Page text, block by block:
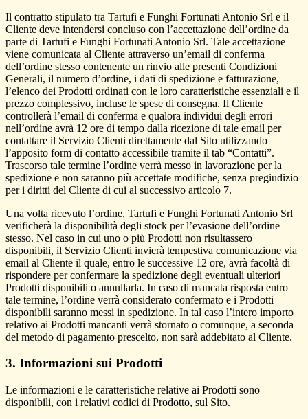
Il contratto stipulato tra Tartufi e Funghi Fortunati Antonio Srl e il
Cliente deve intendersi concluso con l’accettazione dell’ordine da
parte di Tartufi e Funghi Fortunati Antonio Srl. Tale accettazione
viene comunicata al Cliente attraverso un’email di conferma
dell’ordine stesso contenente un rinvio alle presenti Condizioni
Generali, il numero d’ordine, i dati di spedizione e fatturazione,
l’elenco dei Prodotti ordinati con le loro caratteristiche essenziali e il
prezzo complessivo, incluse le spese di consegna. Il Cliente
controllerà l’email di conferma e qualora individui degli errori
nell’ordine avrà 12 ore di tempo dalla ricezione di tale email per
contattare il Servizio Clienti direttamente dal Sito utilizzando
l’apposito form di contatto accessibile tramite il tab “Contatti”.
Trascorso tale termine l’ordine verrà messo in lavorazione per la
spedizione e non saranno più accettate modifiche, senza pregiudizio
per i diritti del Cliente di cui al successivo articolo 7.
Una volta ricevuto l’ordine, Tartufi e Funghi Fortunati Antonio Srl
verificherà la disponibilità degli stock per l’evasione dell’ordine
stesso. Nel caso in cui uno o più Prodotti non risultassero
disponibili, il Servizio Clienti invierà tempestiva comunicazione via
email al Cliente il quale, entro le successive 12 ore, avrà facoltà di
rispondere per confermare la spedizione degli eventuali ulteriori
Prodotti disponibili o annullarla. In caso di mancata risposta entro
tale termine, l’ordine verrà considerato confermato e i Prodotti
disponibili saranno messi in spedizione. In tal caso l’intero importo
relativo ai Prodotti mancanti verrà stornato o comunque, a seconda
del metodo di pagamento prescelto, non sarà addebitato al Cliente.
3. Informazioni sui Prodotti
Le informazioni e le caratteristiche relative ai Prodotti sono
disponibili, con i relativi codici di Prodotto, sul Sito.